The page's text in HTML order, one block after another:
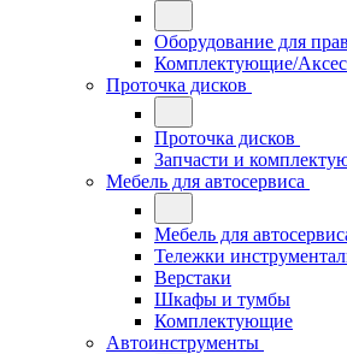
Оборудование для
Комплектующие/
Проточка дисков
Проточка дисков
Запчасти и
Мебель для автосервиса
Мебель для
Тележки
Верстаки
Шкафы и тумбы
Комплектующие
Автоинструменты